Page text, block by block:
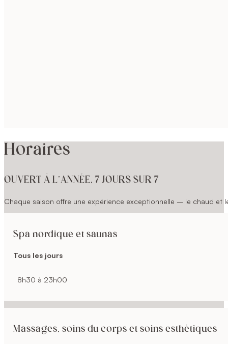
Horaires
OUVERT À L’ANNÉE, 7 JOURS SUR 7
Chaque saison offre une expérience exceptionnelle – le chaud et
Spa nordique et saunas
Tous les jours
8h30 à 23h00
Massages, soins du corps et soins esthétiques